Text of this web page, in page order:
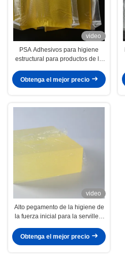
video
PSA Adhesivos para higiene
estructural para productos de la
Servilletas sanitarias
Obtenga el mejor precio
video
Alto pegamento de la higiene de
la fuerza inicial para la servilleta
Obtenga el mejor precio